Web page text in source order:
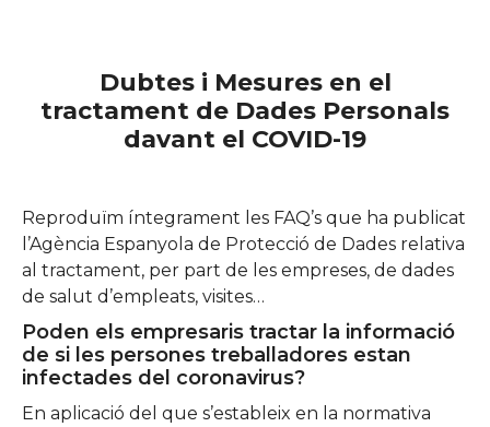
Dubtes i Mesures en el
tractament de Dades Personals
davant el COVID-19
Reproduïm íntegrament les FAQ’s que ha publicat
l’Agència Espanyola de Protecció de Dades relativa
al tractament, per part de les empreses, de dades
de salut d’empleats, visites…
Poden els empresaris tractar la informació
de si les persones treballadores estan
infectades del coronavirus?
En aplicació del que s’estableix en la normativa